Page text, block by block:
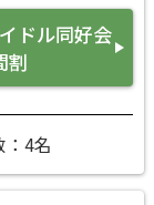
ドル同好会
割
：4名